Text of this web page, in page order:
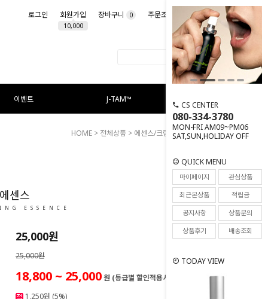
로그인 회원가입
10,000
장바구니 0 주문조회 마이페이지
이벤트 J-TAM™
CS CENTER
080-334-3780
MON-FRI AM09~PM06
SAT,SUN,HOLIDAY OFF
QUICK MENU
마이페이지
관심상품
최근본상품
적립금
공지사항
상품문의
상품후기
배송조회
TODAY VIEW
HOME > 전체상품 > 에센스/크림 > 화이트닝 에센스
81
센스
ESSENCE
25,000원
25,000원
18,800 ~ 25,000원 (등급별 할인적용시)
1,250원 (5%)